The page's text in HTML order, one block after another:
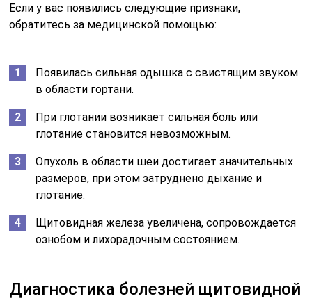
Если у вас появились следующие признаки,
обратитесь за медицинской помощью:
Появилась сильная одышка с свистящим звуком
в области гортани.
При глотании возникает сильная боль или
глотание становится невозможным.
Опухоль в области шеи достигает значительных
размеров, при этом затруднено дыхание и
глотание.
Щитовидная железа увеличена, сопровождается
ознобом и лихорадочным состоянием.
Диагностика болезней щитовидной